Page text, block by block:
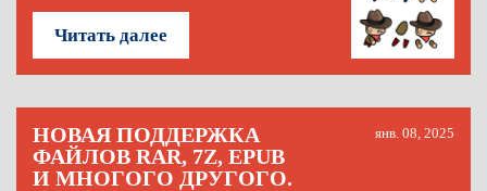
Читать далее
НОВАЯ ПОДДЕРЖКА
ФАЙЛОВ RAR, 7Z, EPUB
И МНОГОГО ДРУГОГО.
янв. 08, 2025